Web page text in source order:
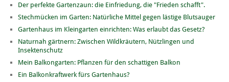
Der perfekte Gartenzaun: die Einfriedung, die "Frieden schafft".
Stechmücken im Garten: Natürliche Mittel gegen lästige Blutsauger
Gartenhaus im Kleingarten einrichten: Was erlaubt das Gesetz?
Naturnah gärtnern: Zwischen Wildkräutern, Nützlingen und
Insektenschutz
Mein Balkongarten: Pflanzen für den schattigen Balkon
Ein Balkonkraftwerk fürs Gartenhaus?